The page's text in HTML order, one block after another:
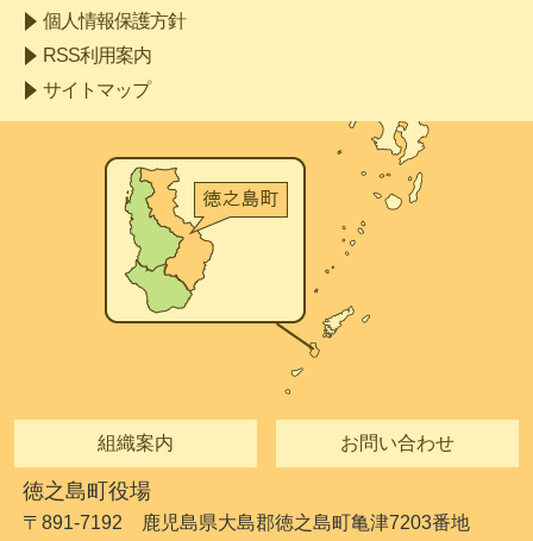
個人情報保護方針
RSS利用案内
サイトマップ
組織案内 お問い合わせ
徳之島町役場
〒891-7192 鹿児島県大島郡徳之島町亀津7203番地